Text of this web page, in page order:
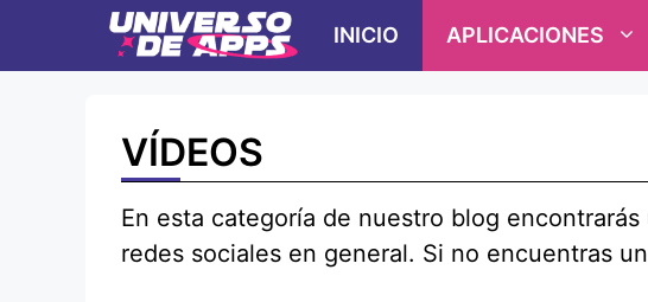
INICIO APLICACIONES
VÍDEOS
En esta categoría de nuestro blog
redes sociales en general. Si no encuentras